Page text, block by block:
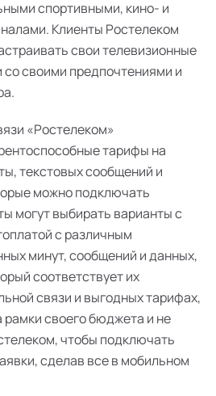
спортивными, кино- и
Клиенты Ростелеком
свои телевизионные
со своими предпочтениями и
«Ростелеком»
тарифы на
текстовых сообщений и
можно подключать
могут выбирать варианты с
с различным
минут, сообщений и данных,
соответствует их
связи и выгодных тарифах,
рамки своего бюджета и не
чтобы подключать
сделав все в мобильном